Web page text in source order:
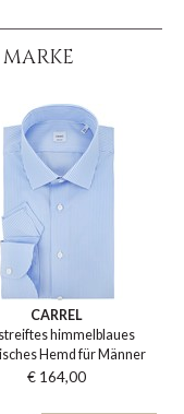
CARREL
himmelblaues
Hemd für Männer
€ 164,00